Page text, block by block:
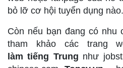
bỏ lỡ cơ hội tuyển dụng nào.
Còn nếu bạn đang có nhu
tham khảo các trang
làm tiếng Trung như